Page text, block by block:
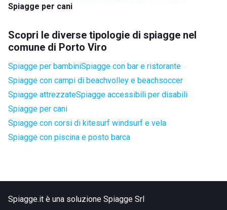
Spiagge per cani
Scopri le diverse tipologie di spiagge nel
comune di Porto Viro
Spiagge per bambiniSpiagge con bar e ristorante
Spiagge con campi di beachvolley e beachsoccer
Spiagge attrezzateSpiagge accessibili per disabili
Spiagge per cani
Spiagge con corsi di kitesurf windsurf e vela
Spiagge con piscina e posto barca
Spiagge.it è una soluzione Spiagge Srl